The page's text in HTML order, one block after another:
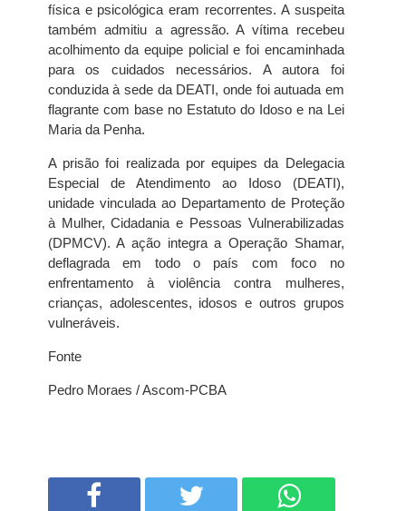
física e psicológica eram recorrentes. A suspeita
também admitiu a agressão. A vítima recebeu
acolhimento da equipe policial e foi encaminhada
para os cuidados necessários. A autora foi
conduzida à sede da DEATI, onde foi autuada em
flagrante com base no Estatuto do Idoso e na Lei
Maria da Penha.
A prisão foi realizada por equipes da Delegacia
Especial de Atendimento ao Idoso (DEATI),
unidade vinculada ao Departamento de Proteção
à Mulher, Cidadania e Pessoas Vulnerabilizadas
(DPMCV). A ação integra a Operação Shamar,
deflagrada em todo o país com foco no
enfrentamento à violência contra mulheres,
crianças, adolescentes, idosos e outros grupos
vulneráveis.
Fonte
Pedro Moraes / Ascom-PCBA